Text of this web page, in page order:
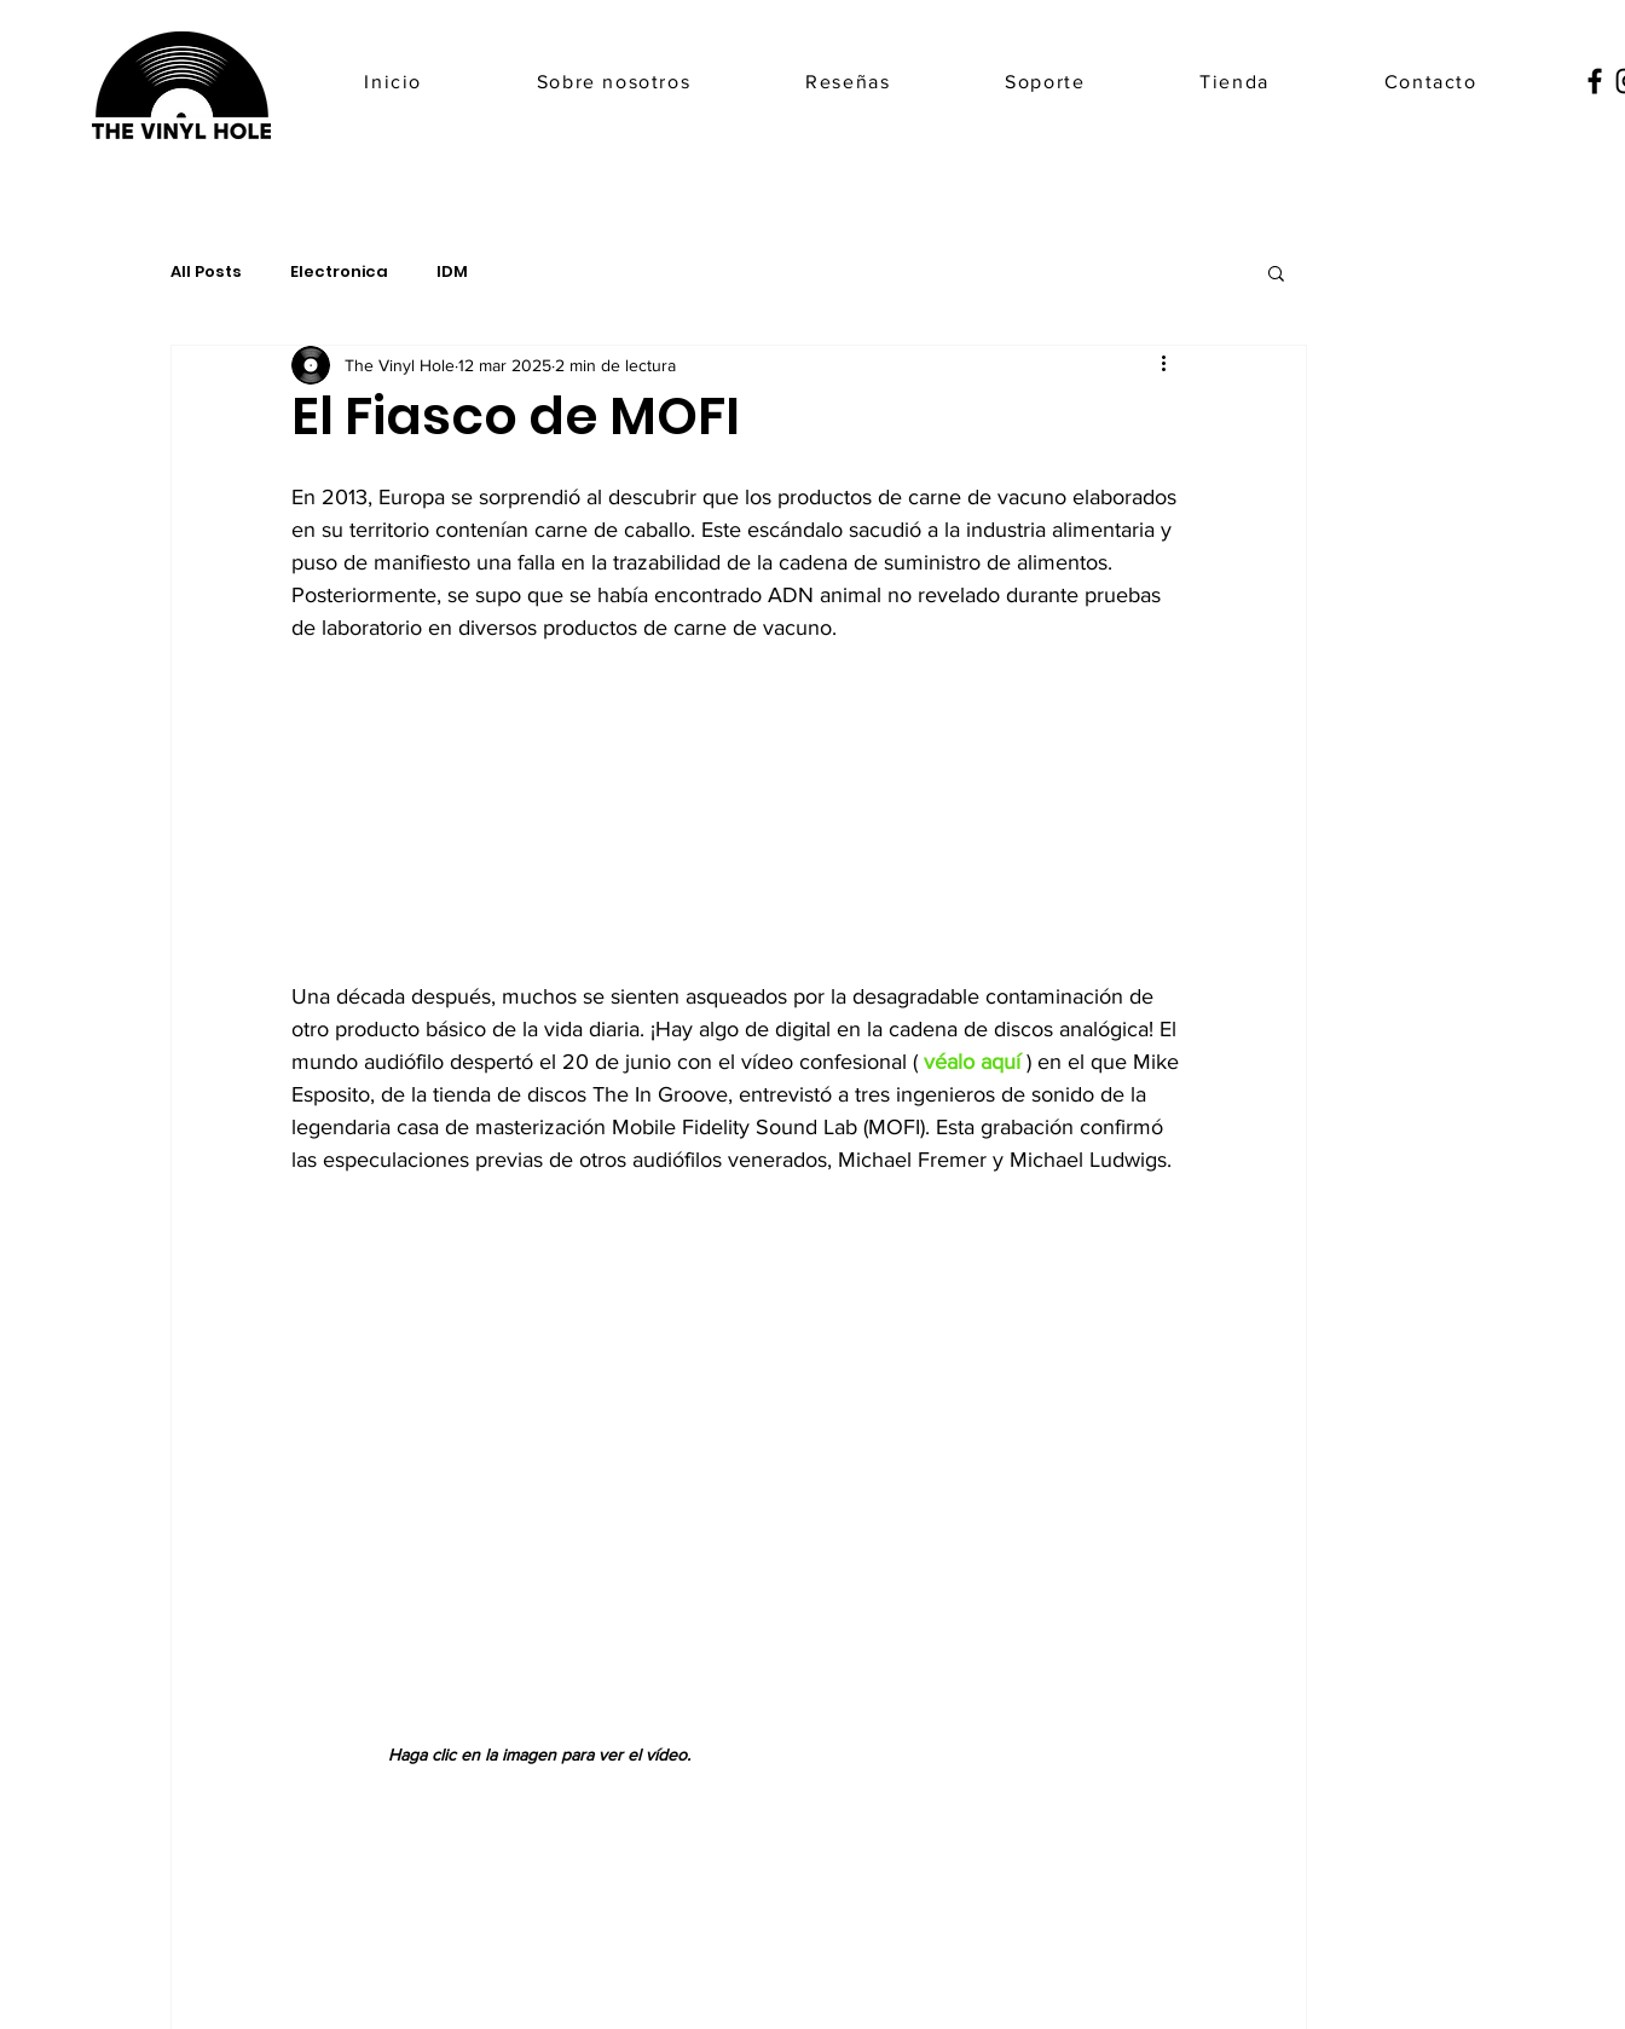
Inicio Sobre nosotros Reseñas Soporte Tienda Contacto
All Posts Electronica IDM
El Fiasco de MOFI
The Vinyl Hole12 mar 2025 2 min de lectura
En 2013, Europa se sorprendió al descubrir que los productos de carne de vacuno elaborados
en su territorio contenían carne de caballo. Este escándalo sacudió a la industria alimentaria y
puso de manifiesto una falla en la trazabilidad de la cadena de suministro de alimentos.
Posteriormente, se supo que se había encontrado ADN animal no revelado durante pruebas
de laboratorio en diversos productos de carne de vacuno.
Una década después, muchos se sienten asqueados por la desagradable contaminación de
otro producto básico de la vida diaria. ¡Hay algo de digital en la cadena de discos analógica! El
mundo audiófilo despertó el 20 de junio con el vídeo confesional ( véalo aquí ) en el que Mike
Esposito, de la tienda de discos The In Groove, entrevistó a tres ingenieros de sonido de la
legendaria casa de masterización Mobile Fidelity Sound Lab (MOFI). Esta grabación confirmó
las especulaciones previas de otros audiófilos venerados, Michael Fremer y Michael Ludwigs.
Haga clic en la imagen para ver el vídeo.